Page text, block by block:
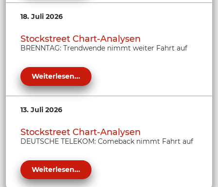
18. Juli 2026
Stockstreet Chart-Analysen
BRENNTAG: Trendwende nimmt weiter Fahrt auf
Weiterlesen...
13. Juli 2026
Stockstreet Chart-Analysen
DEUTSCHE TELEKOM: Comeback nimmt Fahrt auf
Weiterlesen...